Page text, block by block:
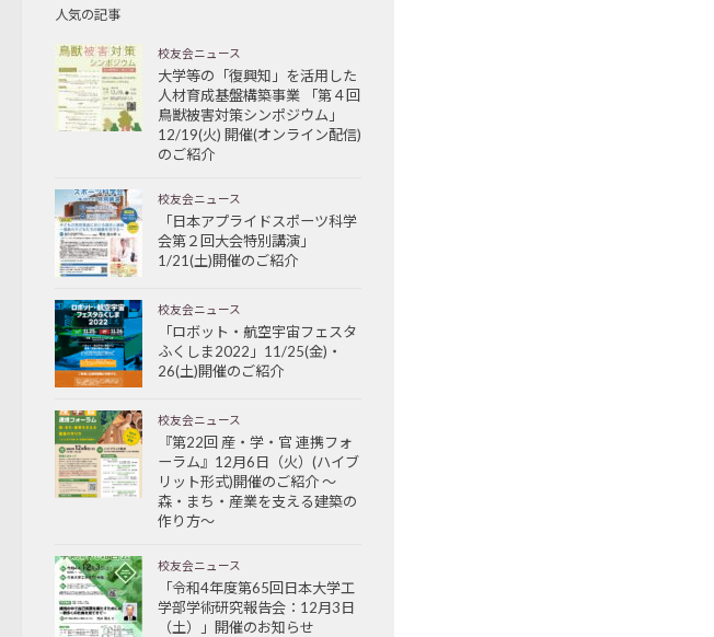
人気の記事
校友会ニュース
大学等の「復興知」を活用した
人材育成基盤構築事業 「第４回
鳥獣被害対策シンポジウム」
12/19(火) 開催(オンライン配信)
のご紹介
校友会ニュース
「日本アプライドスポーツ科学
会第２回大会特別講演」
1/21(土)開催のご紹介
校友会ニュース
「ロボット・航空宇宙フェスタ
ふくしま2022」11/25(金)・
26(土)開催のご紹介
校友会ニュース
『第22回 産・学・官 連携フォ
ーラム』12月6日（火）(ハイブ
リット形式)開催のご紹介 ～
森・まち・産業を支える建築の
作り方～
校友会ニュース
「令和4年度第65回日本大学工
学部学術研究報告会：12月3日
（土）」開催のお知らせ